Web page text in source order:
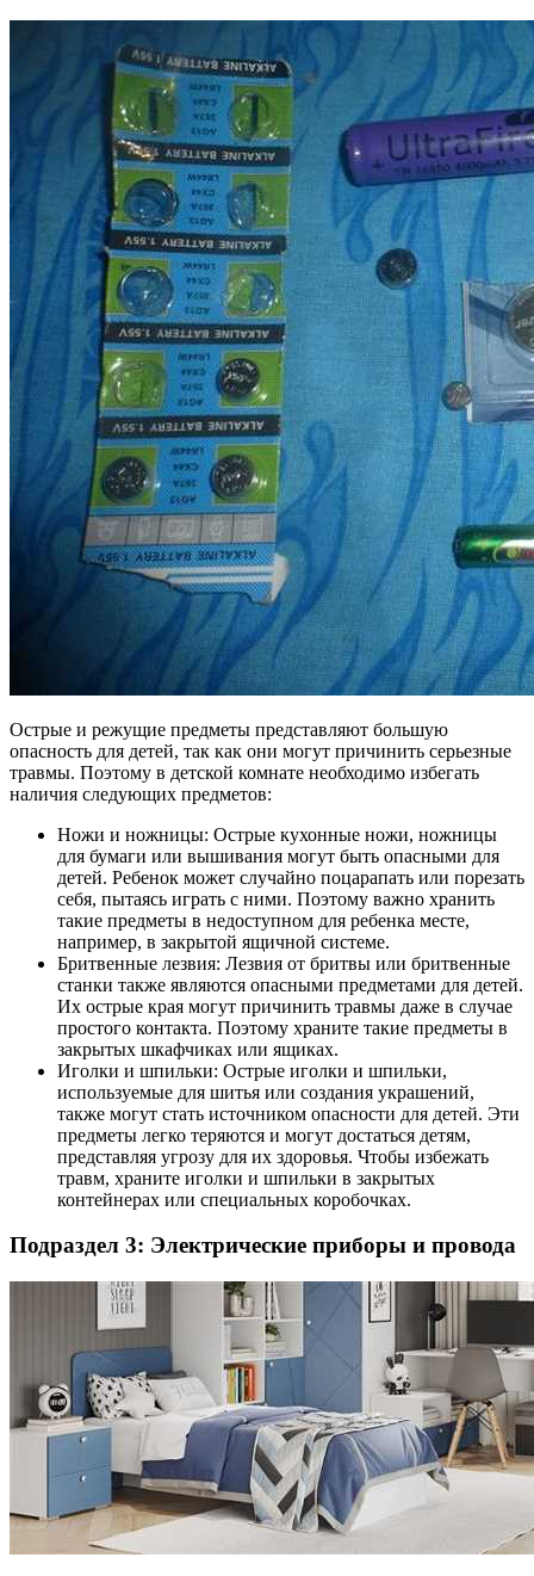
Острые и режущие предметы представляют большую
опасность для детей, так как они могут причинить серьезные
травмы. Поэтому в детской комнате необходимо избегать
наличия следующих предметов:
Ножи и ножницы: Острые кухонные ножи, ножницы
для бумаги или вышивания могут быть опасными для
детей. Ребенок может случайно поцарапать или порезать
себя, пытаясь играть с ними. Поэтому важно хранить
такие предметы в недоступном для ребенка месте,
например, в закрытой ящичной системе.
Бритвенные лезвия: Лезвия от бритвы или бритвенные
станки также являются опасными предметами для детей.
Их острые края могут причинить травмы даже в случае
простого контакта. Поэтому храните такие предметы в
закрытых шкафчиках или ящиках.
Иголки и шпильки: Острые иголки и шпильки,
используемые для шитья или создания украшений,
также могут стать источником опасности для детей. Эти
предметы легко теряются и могут достаться детям,
представляя угрозу для их здоровья. Чтобы избежать
травм, храните иголки и шпильки в закрытых
контейнерах или специальных коробочках.
Подраздел 3: Электрические приборы и провода